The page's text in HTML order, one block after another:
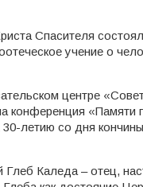
Спасителя
учение о
центре
конференция «Памяти
30-летию со дня
Каледа – отец,